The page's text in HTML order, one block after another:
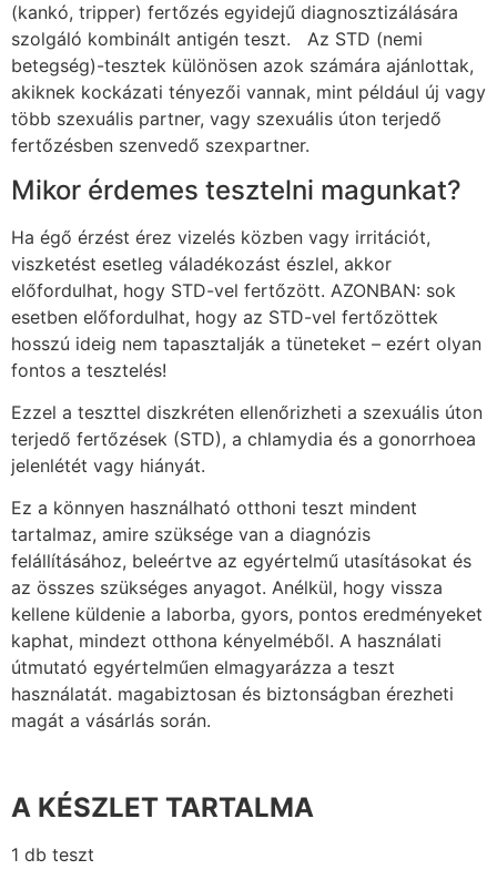
(kankó, tripper) fertőzés egyidejű diagnosztizálására
szolgáló kombinált antigén teszt. Az STD (nemi
betegség)-tesztek különösen azok számára ajánlottak,
akiknek kockázati tényezői vannak, mint például új vagy
több szexuális partner, vagy szexuális úton terjedő
fertőzésben szenvedő szexpartner.
Mikor érdemes tesztelni magunkat?
Ha égő érzést érez vizelés közben vagy irritációt,
viszketést esetleg váladékozást észlel, akkor
előfordulhat, hogy STD-vel fertőzött. AZONBAN: sok
esetben előfordulhat, hogy az STD-vel fertőzöttek
hosszú ideig nem tapasztalják a tüneteket – ezért olyan
fontos a tesztelés!
Ezzel a teszttel diszkréten ellenőrizheti a szexuális úton
terjedő fertőzések (STD), a chlamydia és a gonorrhoea
jelenlétét vagy hiányát.
Ez a könnyen használható otthoni teszt mindent
tartalmaz, amire szüksége van a diagnózis
felállításához, beleértve az egyértelmű utasításokat és
az összes szükséges anyagot. Anélkül, hogy vissza
kellene küldenie a laborba, gyors, pontos eredményeket
kaphat, mindezt otthona kényelméből. A használati
útmutató egyértelműen elmagyarázza a teszt
használatát. magabiztosan és biztonságban érezheti
magát a vásárlás során.
A KÉSZLET TARTALMA
1 db teszt